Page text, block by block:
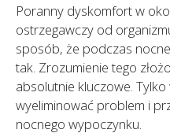
Poranny dyskomfort w
ostrzegawczy od
sposób, że podczas
tak. Zrozumienie tego
absolutnie kluczowe.
wyeliminować problem i
nocnego wypoczynku.